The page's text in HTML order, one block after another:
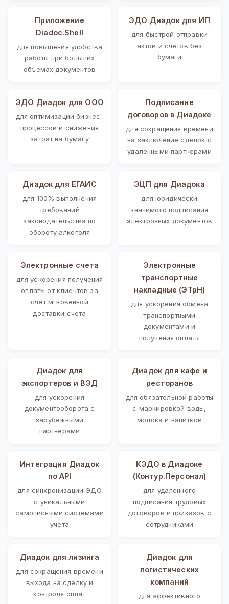
Приложение
Diadoc.Shell
для повышения удобства
работы при больших
объемах документов
ЭДО Диадок для ИП
для быстрой отправки
актов и счетов без
бумаги
ЭДО Диадок для ООО
для оптимизации бизнес-
процессов и снижения
затрат на бумагу
Подписание
договоров в Диадоке
для сокращения времени
на заключение сделок с
удаленными партнерами
Диадок для ЕГАИС
для 100% выполнения
требований
законодательства по
обороту алкоголя
ЭЦП для Диадока
для юридически
значимого подписания
электронных документов
Электронные счета
для ускорения получения
оплаты от клиентов за
счет мгновенной
доставки счета
Электронные
транспортные
накладные (ЭТрН)
для ускорения обмена
транспортными
документами и
получения оплаты
Диадок для
экспортеров и ВЭД
для ускорения
документооборота с
зарубежными
партнерами
Диадок для кафе и
ресторанов
для обязательной работы
с маркировкой воды,
молока и напитков
Интеграция Диадок
по API
для синхронизации ЭДО
с уникальными
самописными системами
учета
КЭДО в Диадоке
(Контур.Персонал)
для удаленного
подписания трудовых
договоров и приказов с
сотрудниками
Диадок для лизинга
для сокращения времени
выхода на сделку и
контроля оплат
Диадок для
логистических
компаний
для эффективного